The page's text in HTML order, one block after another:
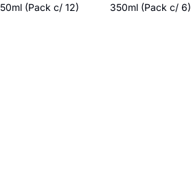
(Pack c/ 12)
350ml (Pack c/ 6)